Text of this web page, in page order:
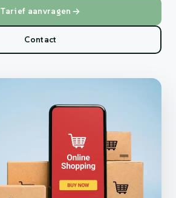
Tarief aanvragen
Contact